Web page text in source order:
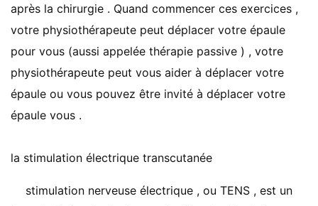
après la chirurgie . Quand commencer ces exercices ,
votre physiothérapeute peut déplacer votre épaule
pour vous (aussi appelée thérapie passive ) , votre
physiothérapeute peut vous aider à déplacer votre
épaule ou vous pouvez être invité à déplacer votre
épaule vous .
la stimulation électrique transcutanée
stimulation nerveuse électrique , ou TENS , est un